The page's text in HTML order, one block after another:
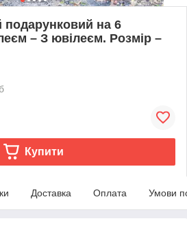
подарунковий на 6
– З ювілеєм. Розмір –
Купити
Доставка Оплата Умови